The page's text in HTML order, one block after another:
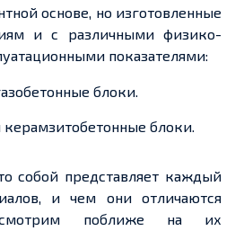
основе, но изготовленные
и с различными физико-
показателями:
блоки.
блоки.
собой представляет каждый
и чем они отличаются
поближе на их